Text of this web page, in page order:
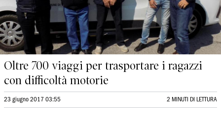
Oltre 700 viaggi per trasportare i ragazzi
con difficoltà motorie
23 giugno 2017 03:55 2 MINUTI DI LETTURA